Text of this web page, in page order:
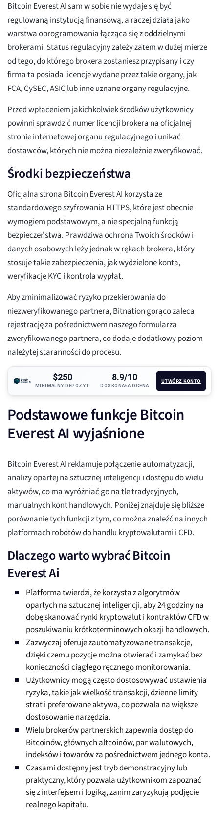
Bitcoin Everest AI sam w sobie nie wydaje się być
regulowaną instytucją finansową, a raczej działa jako
warstwa oprogramowania łącząca się z oddzielnymi
brokerami. Status regulacyjny zależy zatem w dużej mierze
od tego, do którego brokera zostaniesz przypisany i czy
firma ta posiada licencje wydane przez takie organy, jak
FCA, CySEC, ASIC lub inne uznane organy regulacyjne.
Przed wpłaceniem jakichkolwiek środków użytkownicy
powinni sprawdzić numer licencji brokera na oficjalnej
stronie internetowej organu regulacyjnego i unikać
dostawców, których nie można niezależnie zweryfikować.
Środki bezpieczeństwa
Oficjalna strona Bitcoin Everest AI korzysta ze
standardowego szyfrowania HTTPS, które jest obecnie
wymogiem podstawowym, a nie specjalną funkcją
bezpieczeństwa. Prawdziwa ochrona Twoich środków i
danych osobowych leży jednak w rękach brokera, który
stosuje takie zabezpieczenia, jak wydzielone konta,
weryfikacje KYC i kontrola wypłat.
Aby zminimalizować ryzyko przekierowania do
niezweryfikowanego partnera, Bitnation gorąco zaleca
rejestrację za pośrednictwem naszego formularza
zweryfikowanego partnera, co dodaje dodatkowy poziom
należytej staranności do procesu.
$250
MINIMALNY DEPOZYT
8.9/10
DOSKONAŁA OCENA
UTWÓRZ KONTO
Podstawowe funkcje Bitcoin
Everest AI wyjaśnione
Bitcoin Everest AI reklamuje połączenie automatyzacji,
analizy opartej na sztucznej inteligencji i dostępu do wielu
aktywów, co ma wyróżniać go na tle tradycyjnych,
manualnych kont handlowych. Poniżej znajduje się bliższe
porównanie tych funkcji z tym, co można znaleźć na innych
platformach robotów do handlu kryptowalutami i CFD.
Dlaczego warto wybrać Bitcoin
Everest Ai
Platforma twierdzi, że korzysta z algorytmów
opartych na sztucznej inteligencji, aby 24 godziny na
dobę skanować rynki kryptowalut i kontraktów CFD w
poszukiwaniu krótkoterminowych okazji handlowych.
Zazwyczaj oferuje zautomatyzowane transakcje,
dzięki czemu pozycje można otwierać i zamykać bez
konieczności ciągłego ręcznego monitorowania.
Użytkownicy mogą często dostosowywać ustawienia
ryzyka, takie jak wielkość transakcji, dzienne limity
strat i preferowane aktywa, co pozwala na większe
dostosowanie narzędzia.
Wielu brokerów partnerskich zapewnia dostęp do
Bitcoinów, głównych altcoinów, par walutowych,
indeksów i towarów za pośrednictwem jednego konta.
Czasami dostępny jest tryb demonstracyjny lub
praktyczny, który pozwala użytkownikom zapoznać
się z interfejsem i logiką, zanim zaryzykują podjęcie
realnego kapitału.